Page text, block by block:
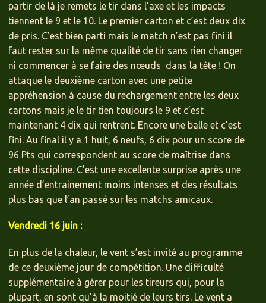
partir de là je remets le tir dans l’axe et les impacts
tiennent le 9 et le 10. Le premier carton et c’est deux dix
de pris. C’est bien parti mais le match n’est pas fini il
faut rester sur la même qualité de tir sans rien changer
ni commencer à se faire des nœuds dans la tête ! On
attaque le deuxième carton avec une petite
appréhension à cause du rechargement entre les deux
cartons mais je le tir tien toujours le 9 et c’est
maintenant 4 dix qui rentrent. Encore une balle et c’est
fini. Au final il y a 1 huit, 6 neufs, 6 dix pour un score de
96 Pts qui correspondent au score de maîtrise dans
cette discipline. C’est une excellente surprise après une
année d’entrainement moins intenses et des résultats
plus bas que l’an passé sur les matchs amicaux.
Vendredi 16 juin :
En plus de la chaleur, le vent s’est invité au programme
de ce deuxième jour de compétition. Une difficulté
supplémentaire à gérer pour les tireurs qui, pour la
plupart, en sont qu’à la moitié de leurs tirs. Le vent a